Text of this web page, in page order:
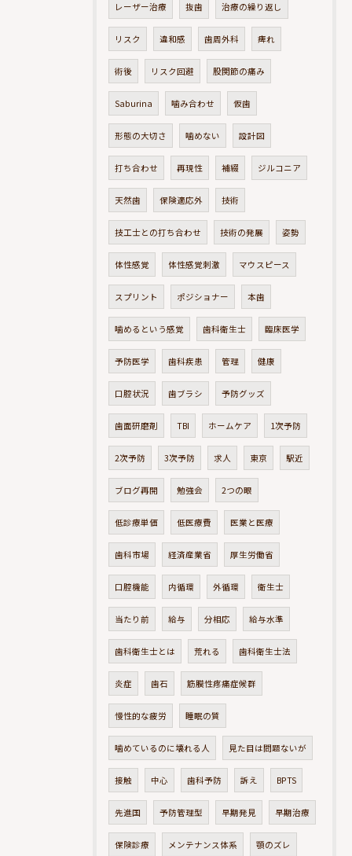
レーザー治療 抜歯 治療の繰り返し
リスク 違和感 歯周外科 痺れ
術後 リスク回避 股関節の痛み
Saburina 噛み合わせ 仮歯
形態の大切さ 噛めない 設計図
打ち合わせ 再現性 補綴 ジルコニア
天然歯 保険適応外 技術
技工士との打ち合わせ 技術の発展 姿勢
体性感覚 体性感覚刺激 マウスピース
スプリント ポジショナー 本歯
噛めるという感覚 歯科衛生士 臨床医学
予防医学 歯科疾患 管理 健康
口腔状況 歯ブラシ 予防グッズ
歯面研磨剤 TBI ホームケア 1次予防
2次予防 3次予防 求人 東京 駅近
ブログ再開 勉強会 2つの眼
低診療単価 低医療費 医業と医療
歯科市場 経済産業省 厚生労働省
口腔機能 内循環 外循環 衛生士
当たり前 給与 分相応 給与水準
歯科衛生士とは 荒れる 歯科衛生士法
炎症 歯石 筋膜性疼痛症候群
慢性的な疲労 睡眠の質
噛めているのに壊れる人 見た目は問題ないが
接触 中心 歯科予防 訴え BPTS
先進国 予防管理型 早期発見 早期治療
保険診療 メンテナンス体系 顎のズレ